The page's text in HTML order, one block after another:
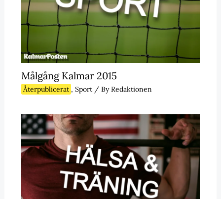
Målgång Kalmar 2015
Återpublicerat , Sport/ ByRedaktionen